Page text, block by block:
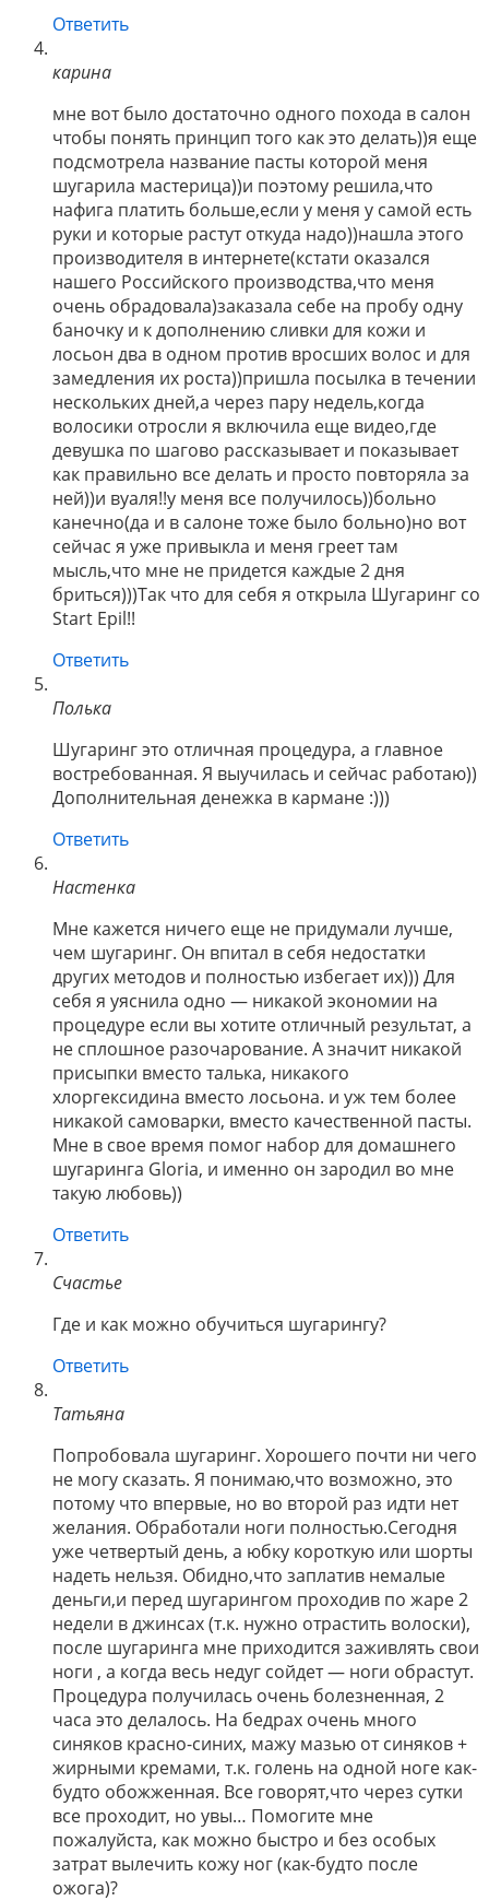
Ответить
карина
мне вот было достаточно одного похода в салон
чтобы понять принцип того как это делать))я еще
подсмотрела название пасты которой меня
шугарила мастерица))и поэтому решила,что
нафига платить больше,если у меня у самой есть
руки и которые растут откуда надо))нашла этого
производителя в интернете(кстати оказался
нашего Российского производства,что меня
очень обрадовала)заказала себе на пробу одну
баночку и к дополнению сливки для кожи и
лосьон два в одном против вросших волос и для
замедления их роста))пришла посылка в течении
нескольких дней,а через пару недель,когда
волосики отросли я включила еще видео,где
девушка по шагово рассказывает и показывает
как правильно все делать и просто повторяла за
ней))и вуаля!!у меня все получилось))больно
канечно(да и в салоне тоже было больно)но вот
сейчас я уже привыкла и меня греет там
мысль,что мне не придется каждые 2 дня
бриться)))Так что для себя я открыла Шугаринг со
Start Epil!!
Ответить
Полька
Шугаринг это отличная процедура, а главное
востребованная. Я выучилась и сейчас работаю))
Дополнительная денежка в кармане :)))
Ответить
Настенка
Мне кажется ничего еще не придумали лучше,
чем шугаринг. Он впитал в себя недостатки
других методов и полностью избегает их))) Для
себя я уяснила одно — никакой экономии на
процедуре если вы хотите отличный результат, а
не сплошное разочарование. А значит никакой
присыпки вместо талька, никакого
хлоргексидина вместо лосьона. и уж тем более
никакой самоварки, вместо качественной пасты.
Мне в свое время помог набор для домашнего
шугаринга Gloria, и именно он зародил во мне
такую любовь))
Ответить
Счастье
Где и как можно обучиться шугарингу?
Ответить
Татьяна
Попробовала шугаринг. Хорошего почти ни чего
не могу сказать. Я понимаю,что возможно, это
потому что впервые, но во второй раз идти нет
желания. Обработали ноги полностью.Сегодня
уже четвертый день, а юбку короткую или шорты
надеть нельзя. Обидно,что заплатив немалые
деньги,и перед шугарингом проходив по жаре 2
недели в джинсах (т.к. нужно отрастить волоски),
после шугаринга мне приходится заживлять свои
ноги , а когда весь недуг сойдет — ноги обрастут.
Процедура получилась очень болезненная, 2
часа это делалось. На бедрах очень много
синяков красно-синих, мажу мазью от синяков +
жирными кремами, т.к. голень на одной ноге как-
будто обожженная. Все говорят,что через сутки
все проходит, но увы… Помогите мне
пожалуйста, как можно быстро и без особых
затрат вылечить кожу ног (как-будто после
ожога)?